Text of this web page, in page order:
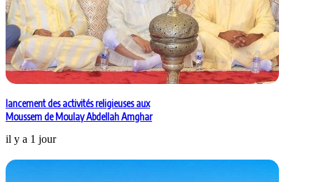
lancement des activités religieuses aux
Moussem de Moulay Abdellah Amghar
il y a 1 jour